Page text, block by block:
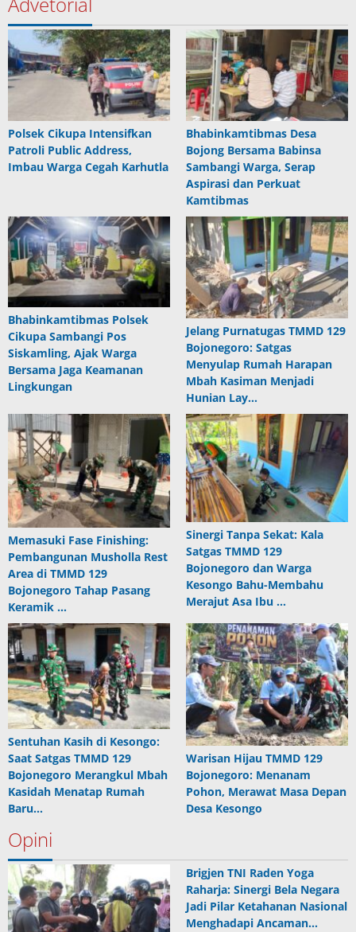
Polsek Cikupa Intensifkan
Patroli Public Address,
Imbau Warga Cegah Karhutla
Bhabinkamtibmas Desa
Bojong Bersama Babinsa
Sambangi Warga, Serap
Aspirasi dan Perkuat
Kamtibmas
Bhabinkamtibmas Polsek
Cikupa Sambangi Pos
Siskamling, Ajak Warga
Bersama Jaga Keamanan
Lingkungan
Jelang Purnatugas TMMD 129
Bojonegoro: Satgas
Menyulap Rumah Harapan
Mbah Kasiman Menjadi
Hunian Lay…
Memasuki Fase Finishing:
Pembangunan Musholla Rest
Area di TMMD 129
Bojonegoro Tahap Pasang
Keramik …
Sinergi Tanpa Sekat: Kala
Satgas TMMD 129
Bojonegoro dan Warga
Kesongo Bahu-Membahu
Merajut Asa Ibu …
Sentuhan Kasih di Kesongo:
Saat Satgas TMMD 129
Bojonegoro Merangkul Mbah
Kasidah Menatap Rumah
Baru…
Warisan Hijau TMMD 129
Bojonegoro: Menanam
Pohon, Merawat Masa Depan
Desa Kesongo
Opini
Brigjen TNI Raden Yoga
Raharja: Sinergi Bela Negara
Jadi Pilar Ketahanan Nasional
Menghadapi Ancaman…